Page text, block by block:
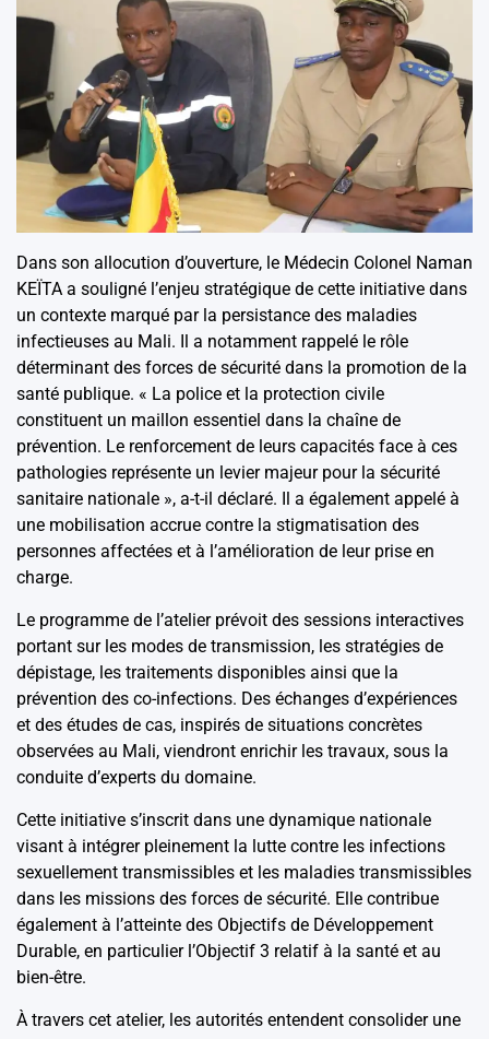
Dans son allocution d’ouverture, le Médecin Colonel Naman
KEÏTA a souligné l’enjeu stratégique de cette initiative dans
un contexte marqué par la persistance des maladies
infectieuses au Mali. Il a notamment rappelé le rôle
déterminant des forces de sécurité dans la promotion de la
santé publique. « La police et la protection civile
constituent un maillon essentiel dans la chaîne de
prévention. Le renforcement de leurs capacités face à ces
pathologies représente un levier majeur pour la sécurité
sanitaire nationale », a-t-il déclaré. Il a également appelé à
une mobilisation accrue contre la stigmatisation des
personnes affectées et à l’amélioration de leur prise en
charge.
Le programme de l’atelier prévoit des sessions interactives
portant sur les modes de transmission, les stratégies de
dépistage, les traitements disponibles ainsi que la
prévention des co-infections. Des échanges d’expériences
et des études de cas, inspirés de situations concrètes
observées au Mali, viendront enrichir les travaux, sous la
conduite d’experts du domaine.
Cette initiative s’inscrit dans une dynamique nationale
visant à intégrer pleinement la lutte contre les infections
sexuellement transmissibles et les maladies transmissibles
dans les missions des forces de sécurité. Elle contribue
également à l’atteinte des Objectifs de Développement
Durable, en particulier l’Objectif 3 relatif à la santé et au
bien-être.
À travers cet atelier, les autorités entendent consolider une